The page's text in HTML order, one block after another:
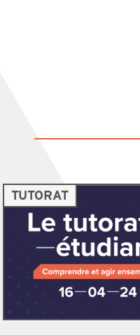
TUTORAT